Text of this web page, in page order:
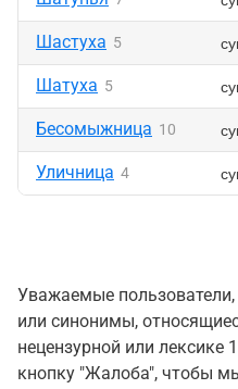
Шастуха 5
Шатуха 5
Бесомыжница 10
Уличница 4
Уважаемые
или синонимы,
нецензурной или лексике
кнопку "Жалоба", чтобы